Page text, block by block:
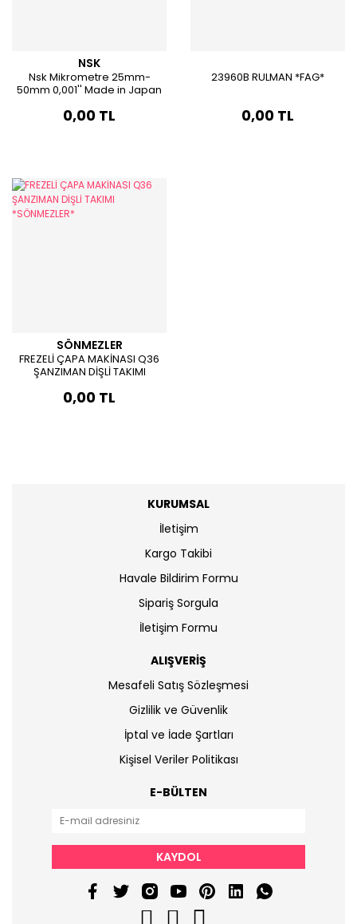
NSK
Nsk Mikrometre 25mm-
50mm 0,001'' Made in Japan
0,00 TL
23960B RULMAN *FAG*
0,00 TL
SÖNMEZLER
FREZELİ ÇAPA MAKİNASI Q36
ŞANZIMAN DİŞLİ TAKIMI
0,00 TL
KURUMSAL
İletişim
Kargo Takibi
Havale Bildirim Formu
Sipariş Sorgula
İletişim Formu
ALIŞVERİŞ
Mesafeli Satış Sözleşmesi
Gizlilik ve Güvenlik
İptal ve İade Şartları
Kişisel Veriler Politikası
E-BÜLTEN
KAYDOL